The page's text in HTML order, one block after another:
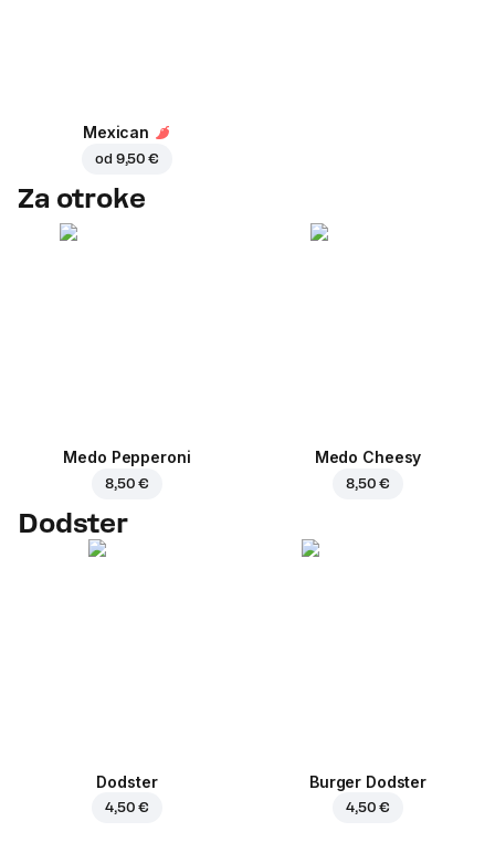
Mexican
od 9,50 €
Za otroke
Medo Pepperoni
8,50 €
Medo Cheesy
8,50 €
Dodster
Dodster
4,50 €
Burger Dodster
4,50 €